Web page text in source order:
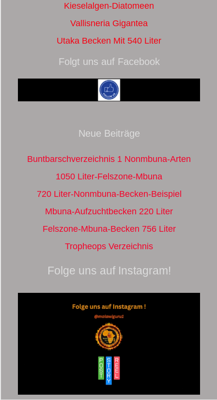
Kieselalgen-Diatomeen
Vallisneria Gigantea
Utaka Becken Mit 540 Liter
Folgt uns auf Facebook
Neue Beiträge
Buntbarschverzeichnis 1 Nonmbuna-Arten
1050 Liter-Felszone-Mbuna
720 Liter-Nonmbuna-Becken-Beispiel
Mbuna-Aufzuchtbecken 220 Liter
Felszone-Mbuna-Becken 756 Liter
Tropheops Verzeichnis
Folge uns auf Instagram!